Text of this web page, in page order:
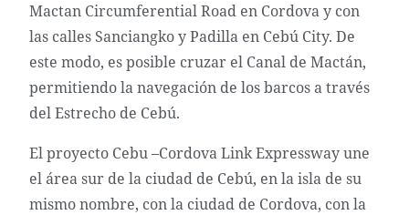
Mactan Circumferential Road en Cordova y con
las calles Sanciangko y Padilla en Cebú City. De
este modo, es posible cruzar el Canal de Mactán,
permitiendo la navegación de los barcos a través
del Estrecho de Cebú.
El proyecto Cebu –Cordova Link Expressway une
el área sur de la ciudad de Cebú, en la isla de su
mismo nombre, con la ciudad de Cordova, con la